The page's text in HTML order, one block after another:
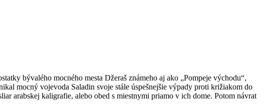
bývalého mocného mesta Džeraš známeho aj ako „Pompeje východu“,
mocný vojevoda Saladin svoje stále úspešnejšie výpady proti križiakom do
arabskej kaligrafie, alebo obed s miestnymi priamo v ich dome. Potom návrat